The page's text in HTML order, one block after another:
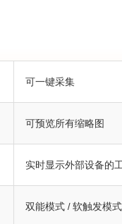
可一键采集
可预览所有缩略图
实时显示外部设备的
双能模式 / 软触发模